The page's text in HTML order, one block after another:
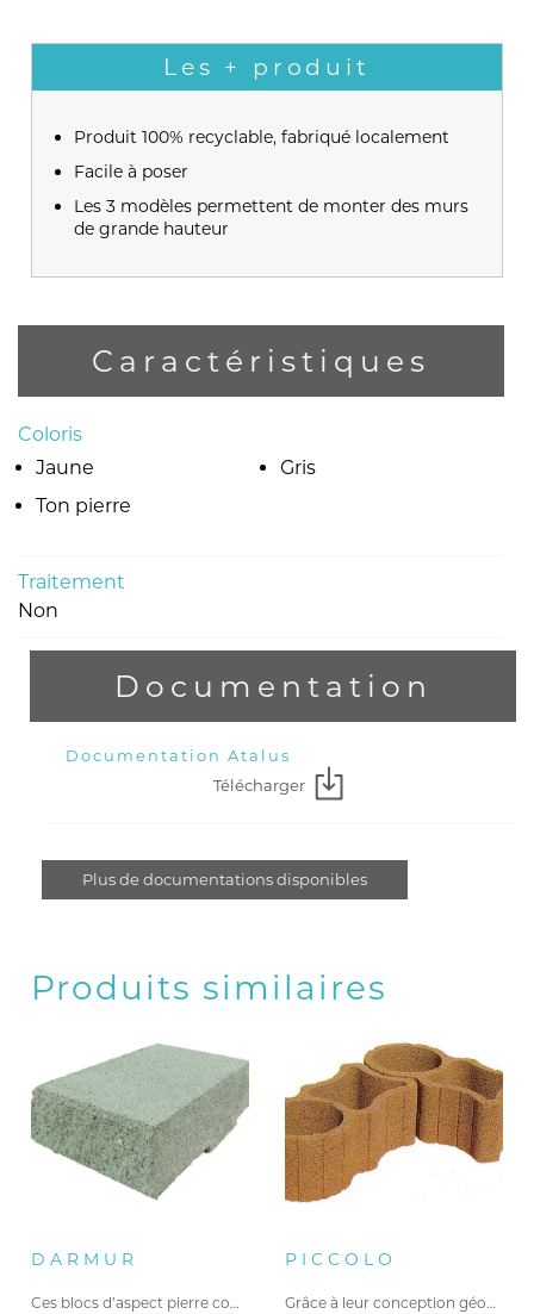
Les + produit
Produit 100% recyclable, fabriqué localement
Facile à poser
Les 3 modèles permettent de monter des murs
de grande hauteur
Caractéristiques
Coloris
Jaune
Ton pierre
Gris
Traitement
Non
Documentation
Documentation Atalus
Télécharger
Plus de documentations disponibles
Produits similaires
DARMUR
Ces blocs d’aspect pierre contiennent…
PICCOLO
Grâce à leur conception géométrique…